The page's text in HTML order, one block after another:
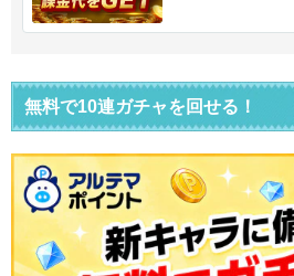
無料で10連ガチャを回せる！